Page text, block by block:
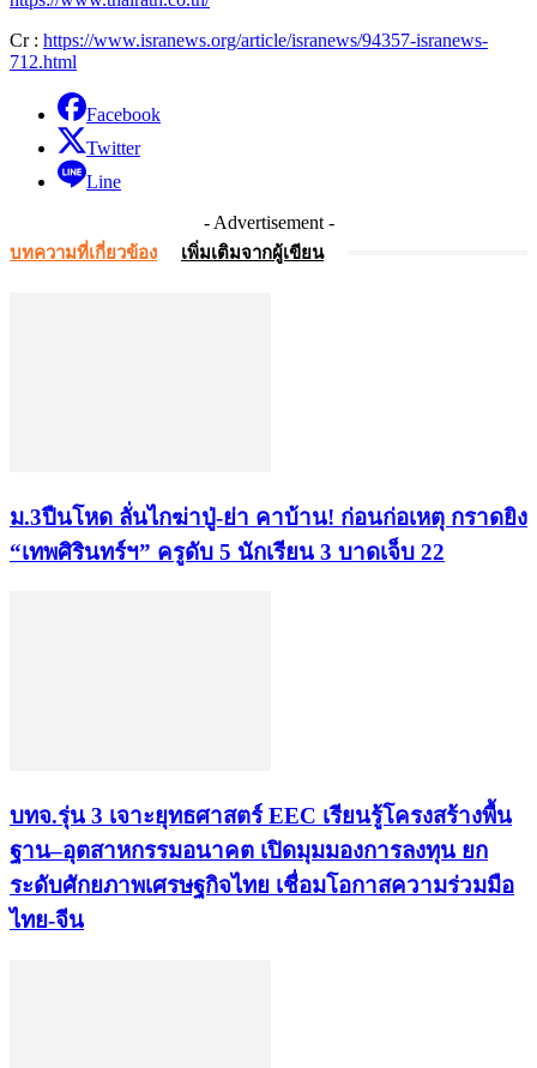
Cr : https://www.isranews.org/article/isranews/94357-isranews-
712.html
Facebook
Twitter
Line
- Advertisement -
บทความที่เกี่ยวข้อง เพิ่มเติมจากผู้เขียน
ม.3ปืนโหด ลั่นไกฆ่าปู่-ย่า คาบ้าน! ก่อนก่อเหตุ กราดยิง
“เทพศิรินทร์ฯ” ครูดับ 5 นักเรียน 3 บาดเจ็บ 22
บทจ.รุ่น 3 เจาะยุทธศาสตร์ EEC เรียนรู้โครงสร้างพื้น
ฐาน–อุตสาหกรรมอนาคต เปิดมุมมองการลงทุน ยก
ระดับศักยภาพเศรษฐกิจไทย เชื่อมโอกาสความร่วมมือ
ไทย-จีน